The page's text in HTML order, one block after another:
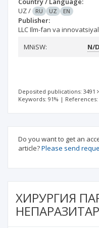
UZ/ RU UZ EN
Publisher:
LLC Ilm-fan va
MNiSW:
N/D
Deposited publications: 3491
Keywords: 91% | References:
Do you want to get an
article?Please send
ХИРУРГИЯ